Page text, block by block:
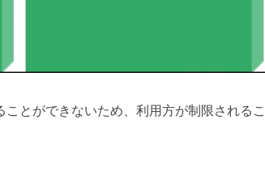
とができないため、利用方が制限されるこ